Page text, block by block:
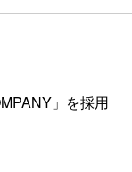
」を採用